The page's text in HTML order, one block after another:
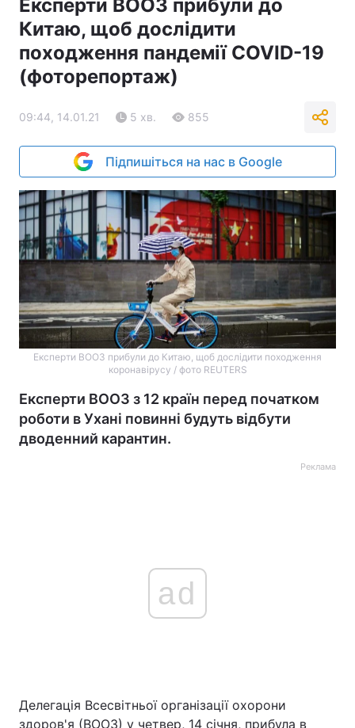
Експерти ВООЗ прибули до
Китаю, щоб дослідити
походження пандемії COVID-19
(фоторепортаж)
09:44, 14.01.21 5 хв. 855
Підпишіться на нас в Google
Експерти ВООЗ прибули до Китаю, щоб дослідити походження
коронавірусу / фото REUTERS
Експерти ВООЗ з 12 країн перед початком
роботи в Ухані повинні будуть відбути
дводенний карантин.
Реклама
ad
Делегація Всесвітньої організації охорони
здоров'я (ВООЗ) у четвер, 14 січня, прибула в